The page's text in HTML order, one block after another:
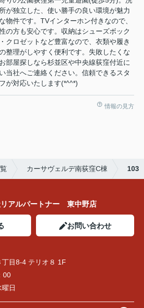
が独立した、使い勝手の良い環境が魅力
物件です。TVインターホン付きなので、
の方も安心です。収納はシューズボック
クロゼットなど豊富なので、衣類や履き
整理がしやすく便利です。失敗したくな
部屋探しなら杉並区や中央線荻窪付近に
当社へご連絡ください。信頼できるスタ
が対応いたします(*^^*)
情報の見方
カーサヴェルデ南荻窪C棟 103
アルパートナー 東中野店
お問い合わせ
目8-4 テリオ８ 1F
00
日